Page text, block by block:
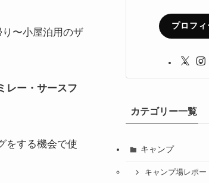
〜小屋泊用のザ
レー・サースフ
をする機会で使
プロフ
カテゴリー一覧
キャンプ
キャンプ場レポー